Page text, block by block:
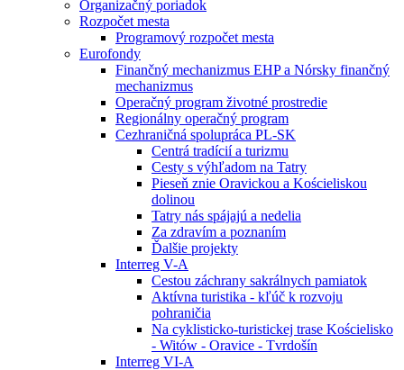
Organizačný poriadok
Rozpočet mesta
Programový rozpočet mesta
Eurofondy
Finančný mechanizmus EHP a Nórsky finančný
mechanizmus
Operačný program životné prostredie
Regionálny operačný program
Cezhraničná spolupráca PL-SK
Centrá tradícií a turizmu
Cesty s výhľadom na Tatry
Pieseň znie Oravickou a Kościeliskou
dolinou
Tatry nás spájajú a nedelia
Za zdravím a poznaním
Ďalšie projekty
Interreg V-A
Cestou záchrany sakrálnych pamiatok
Aktívna turistika - kľúč k rozvoju
pohraničia
Na cyklisticko-turistickej trase Kościelisko
- Witów - Oravice - Tvrdošín
Interreg VI-A